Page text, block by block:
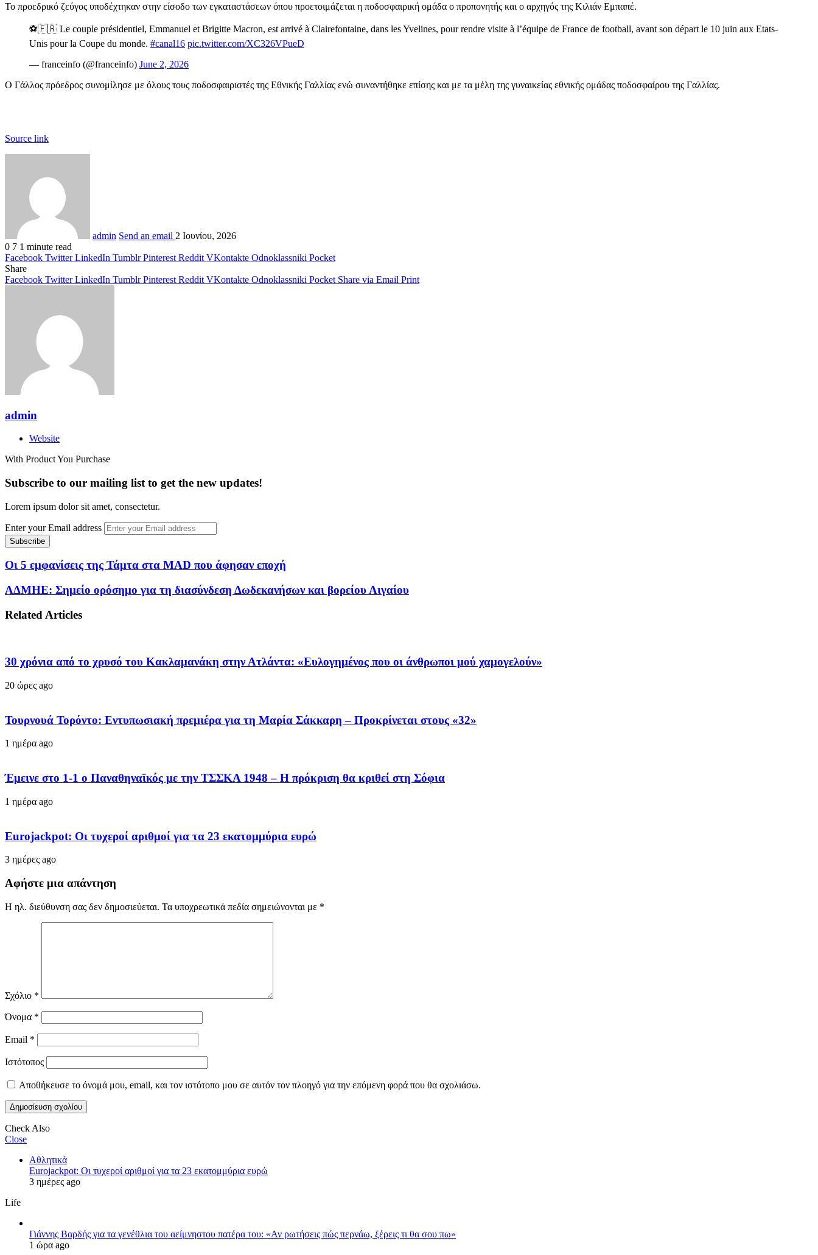
Το προεδρικό ζεύγος υποδέχτηκαν στην είσοδο των εγκαταστάσεων όπου προετοιμάζεται η ποδοσφαιρική ομάδα ο προπονητής και ο αρχηγός της Κιλιάν Εμπαπέ.
⚽️🇫🇷 Le couple présidentiel, Emmanuel et Brigitte Macron, est arrivé à Clairefontaine, dans les Yvelines, pour rendre visite à l’équipe de France de football, avant son départ le 10 juin aux Etats-
Unis pour la Coupe du monde. #canal16 pic.twitter.com/XC326VPueD
— franceinfo (@franceinfo) June 2, 2026
Ο Γάλλος πρόεδρος συνομίλησε με όλους τους ποδοσφαιριστές της Εθνικής Γαλλίας ενώ συναντήθηκε επίσης και με τα μέλη της γυναικείας εθνικής ομάδας ποδοσφαίρου της Γαλλίας.
Source link
admin Send an email 2 Ιουνίου, 2026
0 7 1 minute read
Facebook Twitter LinkedIn Tumblr Pinterest Reddit VKontakte Odnoklassniki Pocket
Share
Facebook Twitter LinkedIn Tumblr Pinterest Reddit VKontakte Odnoklassniki Pocket Share via Email Print
admin
Website
With Product You Purchase
Subscribe to our mailing list to get the new updates!
Lorem ipsum dolor sit amet, consectetur.
Enter your Email address
Οι 5 εμφανίσεις της Τάμτα στα MAD που άφησαν εποχή
ΑΔΜΗΕ: Σημείο ορόσημο για τη διασύνδεση Δωδεκανήσων και βορείου Αιγαίου
Related Articles
30 χρόνια από το χρυσό του Κακλαμανάκη στην Ατλάντα: «Ευλογημένος που οι άνθρωποι μού χαμογελούν»
20 ώρες ago
Τουρνουά Τορόντο: Εντυπωσιακή πρεμιέρα για τη Μαρία Σάκκαρη – Προκρίνεται στους «32»
1 ημέρα ago
Έμεινε στο 1-1 ο Παναθηναϊκός με την ΤΣΣΚΑ 1948 – Η πρόκριση θα κριθεί στη Σόφια
1 ημέρα ago
Eurojackpot: Οι τυχεροί αριθμοί για τα 23 εκατoμμύρια ευρώ
3 ημέρες ago
Αφήστε μια απάντηση
Η ηλ. διεύθυνση σας δεν δημοσιεύεται. Τα υποχρεωτικά πεδία σημειώνονται με *
Σχόλιο *
Όνομα *
Email *
Ιστότοπος
Αποθήκευσε το όνομά μου, email, και τον ιστότοπο μου σε αυτόν τον πλοηγό για την επόμενη φορά που θα σχολιάσω.
Check Also
Close
Αθλητικά
Eurojackpot: Οι τυχεροί αριθμοί για τα 23 εκατoμμύρια ευρώ
3 ημέρες ago
Life
Γιάννης Βαρδής για τα γενέθλια του αείμνηστου πατέρα του: «Αν ρωτήσεις πώς περνάω, ξέρεις τι θα σου πω»
1 ώρα ago